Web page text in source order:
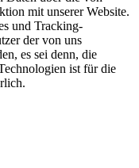
mit unserer Website.
und Tracking-
der von uns
es sei denn, die
ist für die